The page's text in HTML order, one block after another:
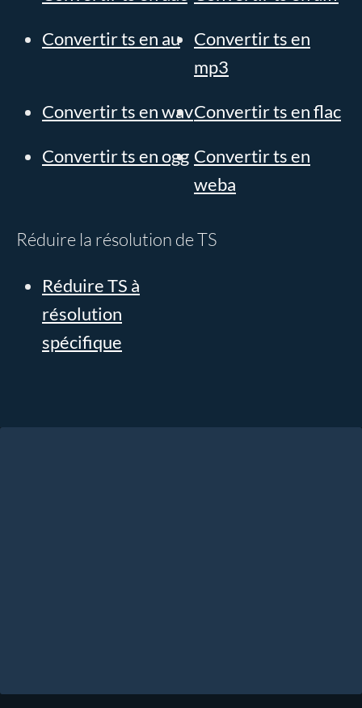
Convertir ts en au
Convertir ts en
mp3
Convertir ts en wavConvertir ts en flac
Convertir ts en ogg Convertir ts en
weba
Réduire la résolution de TS
Réduire TS à
résolution
spécifique